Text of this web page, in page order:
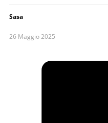
Sasa
26 Maggio 2025